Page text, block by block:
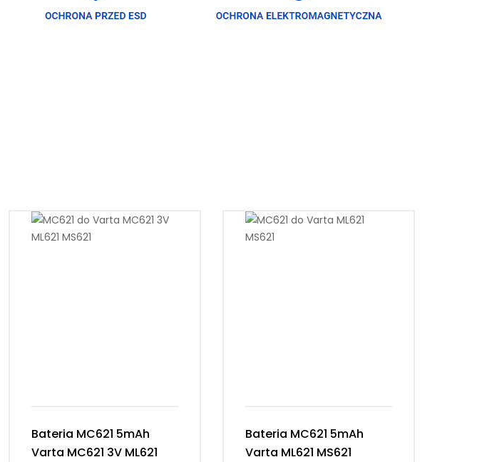
Bateria MC621 5mAh
Varta MC621 3V ML621
Bateria MC621 5mAh
Varta ML621 MS621